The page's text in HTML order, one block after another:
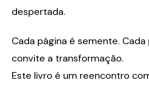
despertada.
Cada página é semente. Cada
convite a transformação.
Este livro é um reencontro